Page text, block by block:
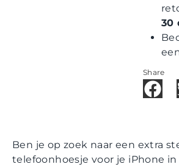
30
Share
Ben je op zoek naar een extra
telefoonhoesje voor je iPhone